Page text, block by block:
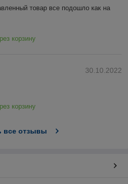
товар все подошло как на
корзину
30.10.2022
корзину
все отзывы